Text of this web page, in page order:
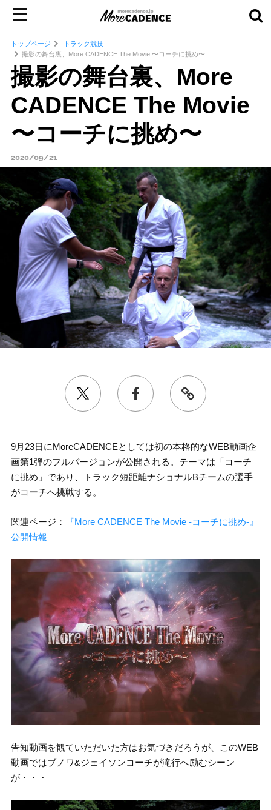
トップページ
トラック競技
撮影の舞台裏、More CADENCE The Movie 〜コーチに挑め〜
撮影の舞台裏、More
CADENCE The Movie
〜コーチに挑め〜
2020/09/21
9月23日にMoreCADENCEとしては初の本格的なWEB動画企
画第1弾のフルバージョンが公開される。テーマは「コーチ
に挑め」であり、トラック短距離ナショナルBチームの選手
がコーチへ挑戦する。
関連ページ：
『More CADENCE The Movie -コーチに挑め-』
公開情報
告知動画を観ていただいた方はお気づきだろうが、このWEB
動画ではブノワ&ジェイソンコーチが滝行へ励むシーン
が・・・